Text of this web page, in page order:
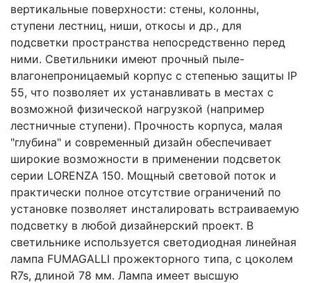
вертикальные поверхности: стены, колонны,
ступени лестниц, ниши, откосы и др., для
подсветки пространства непосредственно перед
ними. Светильники имеют прочный пыле-
влагонепроницаемый корпус с степенью защиты IP
55, что позволяет их устанавливать в местах с
возможной физической нагрузкой (например
лестничные ступени). Прочность корпуса, малая
"глубина" и современный дизайн обеспечивает
широкие возможности в применении подсветок
серии LORENZA 150. Мощный световой поток и
практически полное отсутствие ограничений по
установке позволяет инсталировать встраиваемую
подсветку в любой дизайнерский проект. В
светильнике используется светодиодная линейная
лампа FUMAGALLI прожекторного типа, с цоколем
R7s, длиной 78 мм. Лампа имеет высшую